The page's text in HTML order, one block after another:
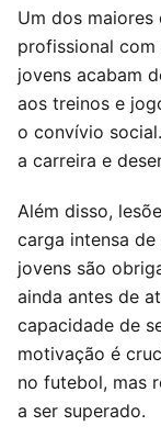
Um dos
profissional com
jovens acabam
aos treinos e
o convívio
a carreira e
Além disso,
carga intensa
jovens são
ainda antes de
capacidade de
motivação é
no futebol, mas
a ser superado.